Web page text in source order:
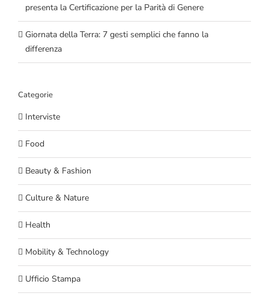
presenta la Certificazione per la Parità di Genere
Giornata della Terra: 7 gesti semplici che fanno la
differenza
Categorie
Interviste
Food
Beauty & Fashion
Culture & Nature
Health
Mobility & Technology
Ufficio Stampa